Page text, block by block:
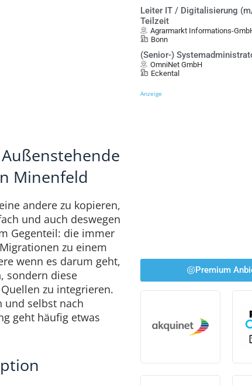
Minenfeld
andere zu kopieren,
und auch deswegen
Gegenteil: die immer
zu einem
wenn es darum geht,
sondern diese
zu integrieren.
und selbst nach
geht häufig etwas
Leiter IT / Digitalisierung
Teilzeit
Agrarmarkt Informations-
Bonn
(Senior-)
OmniNet GmbH
Eckental
Anzeige
Premium